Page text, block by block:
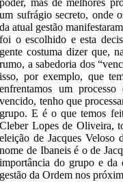
poder, mas de melhores
um sufrágio secreto, onde
da atual gestão
foi o escolhido e esta
gente costuma dizer que,
rumo, a sabedoria dos
isso, por exemplo, que
enfrentamos um
vencido, tenho que
grupo. E é o que temos
Cleber Lopes de Oliveira,
eleição de Jacques
nome de Ibaneis é o de
importância do grupo e da
gestão da Ordem nos